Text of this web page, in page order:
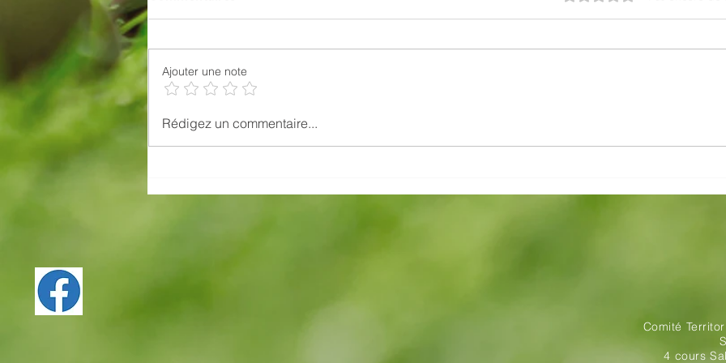
JUNIOR SERIES
Ajouter une note
Rédigez un commentaire...
Comité
4 cours